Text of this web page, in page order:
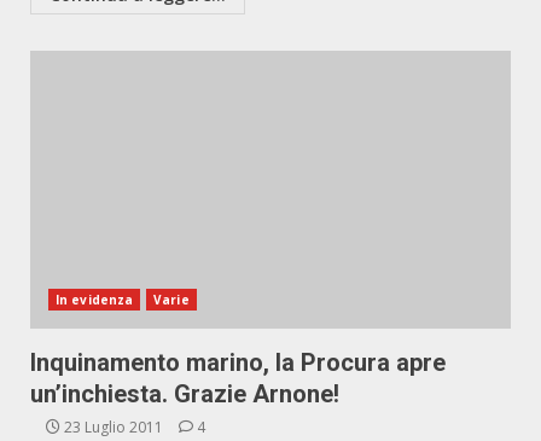
In evidenza Varie
Inquinamento marino, la Procura apre
un’inchiesta. Grazie Arnone!
23 Luglio 2011 4